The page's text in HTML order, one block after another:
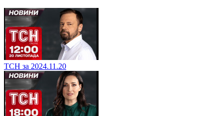
ТСН за 2024.11.20